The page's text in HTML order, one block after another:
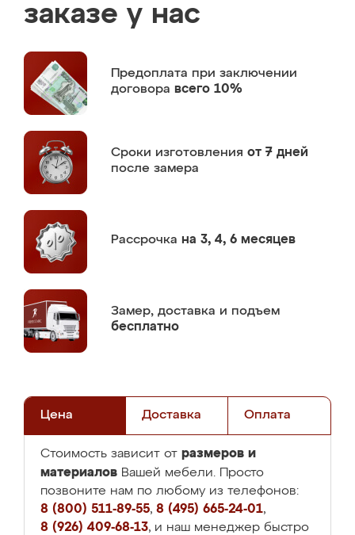
заказе у нас
Предоплата при заключении
договора всего 10%
Сроки изготовления от 7 дней
после замера
Рассрочка на 3, 4, 6 месяцев
Замер, доставка и подъем
бесплатно
Цена Доставка Оплата
Стоимость зависит от размеров и
материалов Вашей мебели. Просто
позвоните нам по любому из телефонов:
8 (800) 511-89-55, 8 (495) 665-24-01,
8 (926) 409-68-13, и наш менеджер быстро